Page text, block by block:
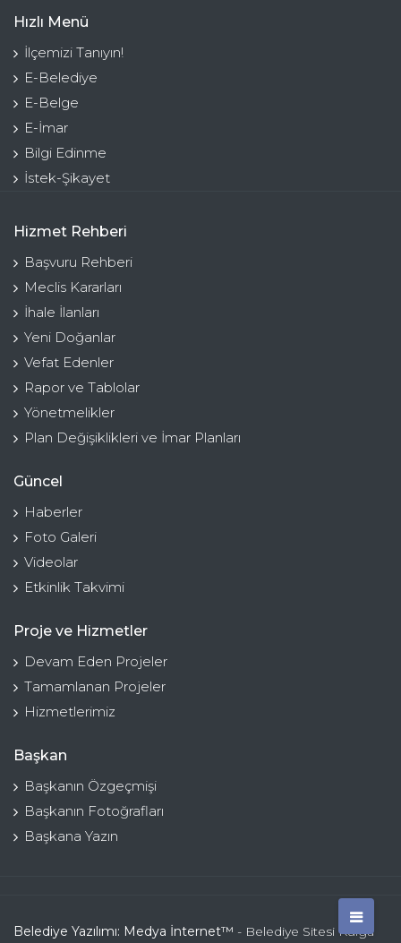
Hızlı Menü
İlçemizi Tanıyın!
E-Belediye
E-Belge
E-İmar
Bilgi Edinme
İstek-Şikayet
Hizmet Rehberi
Başvuru Rehberi
Meclis Kararları
İhale İlanları
Yeni Doğanlar
Vefat Edenler
Rapor ve Tablolar
Yönetmelikler
Plan Değişiklikleri ve İmar Planları
Güncel
Haberler
Foto Galeri
Videolar
Etkinlik Takvimi
Proje ve Hizmetler
Devam Eden Projeler
Tamamlanan Projeler
Hizmetlerimiz
Başkan
Başkanın Özgeçmişi
Başkanın Fotoğrafları
Başkana Yazın
Belediye Yazılımı: Medya İnternet™ - Belediye Sitesi Kulga